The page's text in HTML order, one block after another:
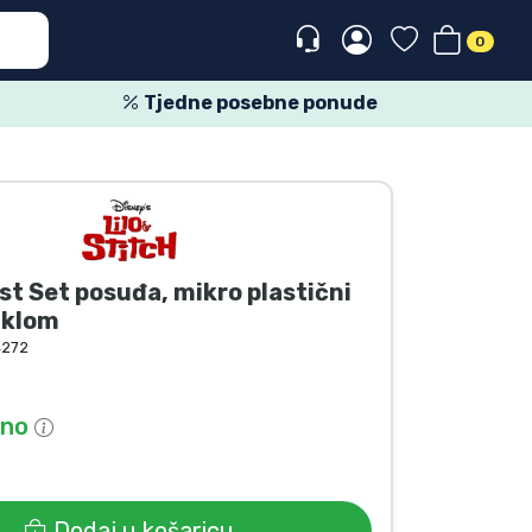
0
Tjedne posebne ponude
Set posuđa, mikro plastični